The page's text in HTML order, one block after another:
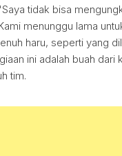
tidak bisa
menunggu lama
haru, seperti yang
ini adalah buah dari
tim.